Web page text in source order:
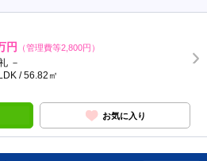
円 （管理費等2,800円）
－
/ 56.82㎡
お気に入り